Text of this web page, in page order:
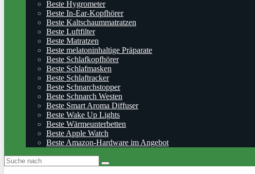
Beste Hygrometer
Beste In-Ear-Kopfhörer
Beste Kaltschaummatratzen
Beste Luftfilter
Beste Matratzen
Beste melatoninhaltige Präparate
Beste Schlafkopfhörer
Beste Schlafmasken
Beste Schlaftracker
Beste Schnarchstopper
Beste Schnarch Westen
Beste Smart Aroma Diffuser
Beste Wake Up Lights
Beste Wärmeunterbetten
Beste Apple Watch
Beste Amazon-Hardware im Angebot